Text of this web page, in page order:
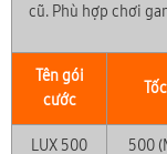
cũ. Phù hợp chơi
Tên gói
cước
LUX 500 500